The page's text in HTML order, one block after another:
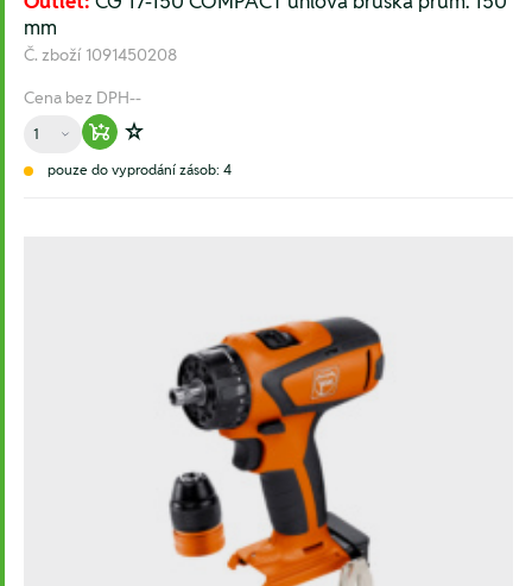
mm
Č. zboží 1091450208
Cena bez DPH--
Množství
Warenkorb hinzufügen
Zur Wunschliste hinzufügen
pouze do vyprodání zásob: 4